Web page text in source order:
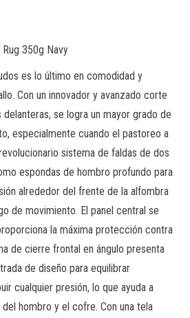
350g Navy
es lo último en comodidad y
Con un innovador y avanzado corte
se logra un mayor grado de
especialmente cuando el pastoreo a
sistema de faldas de dos
espondas de hombro profundo para
alrededor del frente de la alfombra
de movimiento. El panel central se
la máxima protección contra
de cierre frontal en ángulo presenta
de diseño para equilibrar
cualquier presión, lo que ayuda a
hombro y el cofre. Con una tela